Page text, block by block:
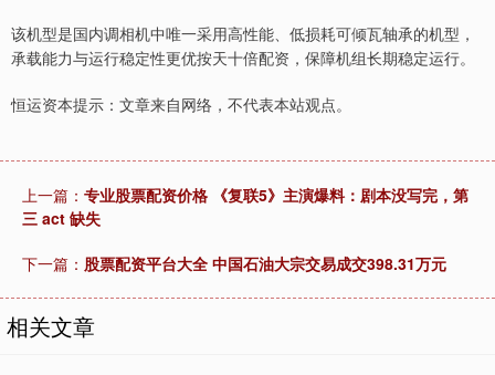
该机型是国内调相机中唯一采用高性能、低损耗可倾瓦轴承的机型，
承载能力与运行稳定性更优按天十倍配资，保障机组长期稳定运行。
恒运资本提示：文章来自网络，不代表本站观点。
上一篇： 专业股票配资价格 《复联5》主演爆料：剧本没写完，第
三 act 缺失
下一篇： 股票配资平台大全 中国石油大宗交易成交398.31万元
相关文章